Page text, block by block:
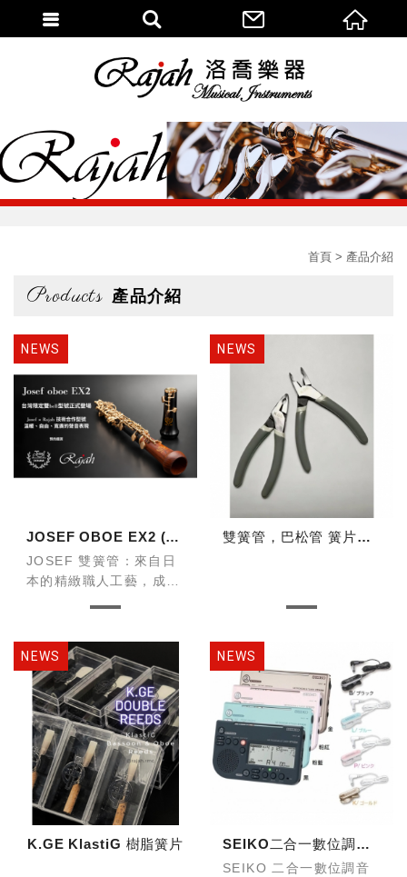
首頁 產品介紹
Products 產品介紹
JOSEF OBOE EX2 (台灣限定型號)
JOSEF 雙簧管：來自日
本的精緻職人工藝，成就
知名樂器工匠品牌
JOSEF 製作，專注於高
階木管樂器的研發與製
造。
憑藉日本一貫嚴謹的精
密...
雙簧管，巴松管 簧片工具鉗
K.GE KlastiG 樹脂簧片 SEIKO二合一數位調音節拍器-STH200+STM30拾音線(同色組合款)
SEIKO 二合一數位調音